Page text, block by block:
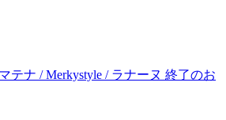
テナ / Merkystyle / ラナーヌ 終了のお